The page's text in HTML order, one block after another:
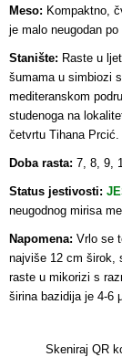
Meso: Kompaktno,
je malo neugodan
Stanište: Raste u
šumama u simbiozi
mediteranskom
studenoga na
četvrtu Tihana Prcić.
Doba rasta: 7, 8, 9,
Status jestivosti:
neugodnog mirisa
Napomena: Vrlo se
najviše 12 cm širok,
raste u mikorizi s
širina bazidija je 4-6
Skeniraj QR